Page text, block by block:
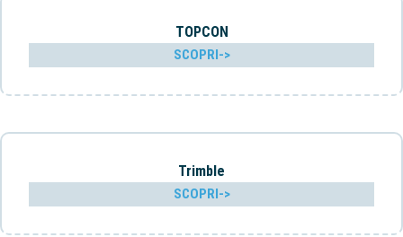
TOPCON
SCOPRI->
Trimble
SCOPRI->